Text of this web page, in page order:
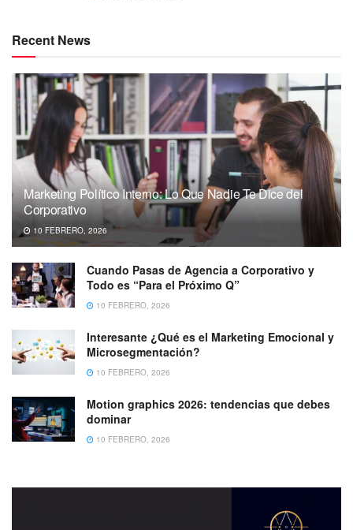
Recent News
Marketing Político Interno: Lo Que Nadie Te Dice del
Corporativo
10 FEBRERO, 2026
Cuando Pasas de Agencia a Corporativo y
Todo es “Para el Próximo Q”
10 FEBRERO, 2026
Interesante ¿Qué es el Marketing Emocional y
Microsegmentación?
10 FEBRERO, 2026
Motion graphics 2026: tendencias que debes
dominar
10 FEBRERO, 2026